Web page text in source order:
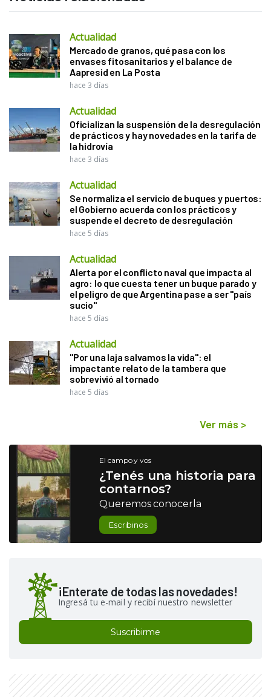
Actualidad
Mercado de granos, qué pasa con los
envases fitosanitarios y el balance de
Aapresid en La Posta
hace 3 días
Actualidad
Oficializan la suspensión de la desregulación
de prácticos y hay novedades en la tarifa de
la hidrovía
hace 3 días
Actualidad
Se normaliza el servicio de buques y puertos:
el Gobierno acuerda con los prácticos y
suspende el decreto de desregulación
hace 5 días
Actualidad
Alerta por el conflicto naval que impacta al
agro: lo que cuesta tener un buque parado y
el peligro de que Argentina pase a ser "país
sucio"
hace 5 días
Actualidad
"Por una laja salvamos la vida": el
impactante relato de la tambera que
sobrevivió al tornado
hace 5 días
Ver más >
El campo y vos
¿Tenés una historia para
contarnos?
Queremos conocerla
Escribinos
¡Enterate de todas las novedades!
Ingresá tu e-mail y recibí nuestro newsletter
Suscribirme